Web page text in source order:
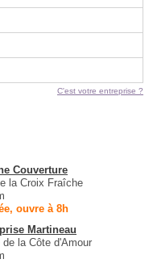
C'est votre entreprise ?
Couverture
la Croix Fraîche
ouvre à 8h
Martineau
de la Côte d'Amour